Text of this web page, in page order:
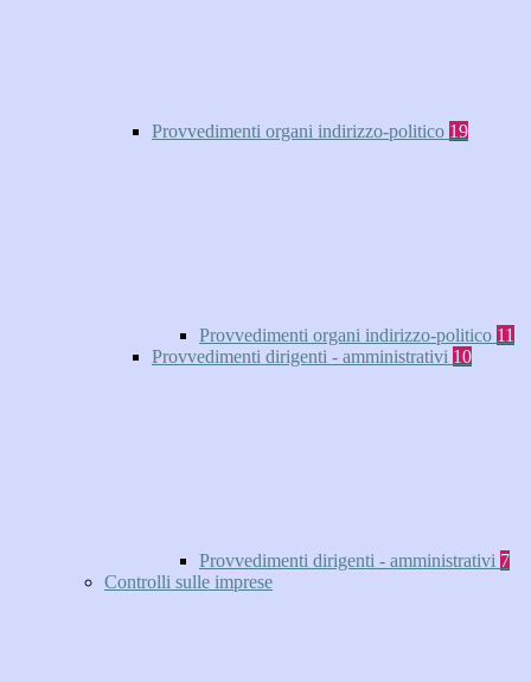
Provvedimenti organi indirizzo-politico 19
Provvedimenti organi indirizzo-politico 11
Provvedimenti dirigenti - amministrativi 10
Provvedimenti dirigenti - amministrativi 7
Controlli sulle imprese